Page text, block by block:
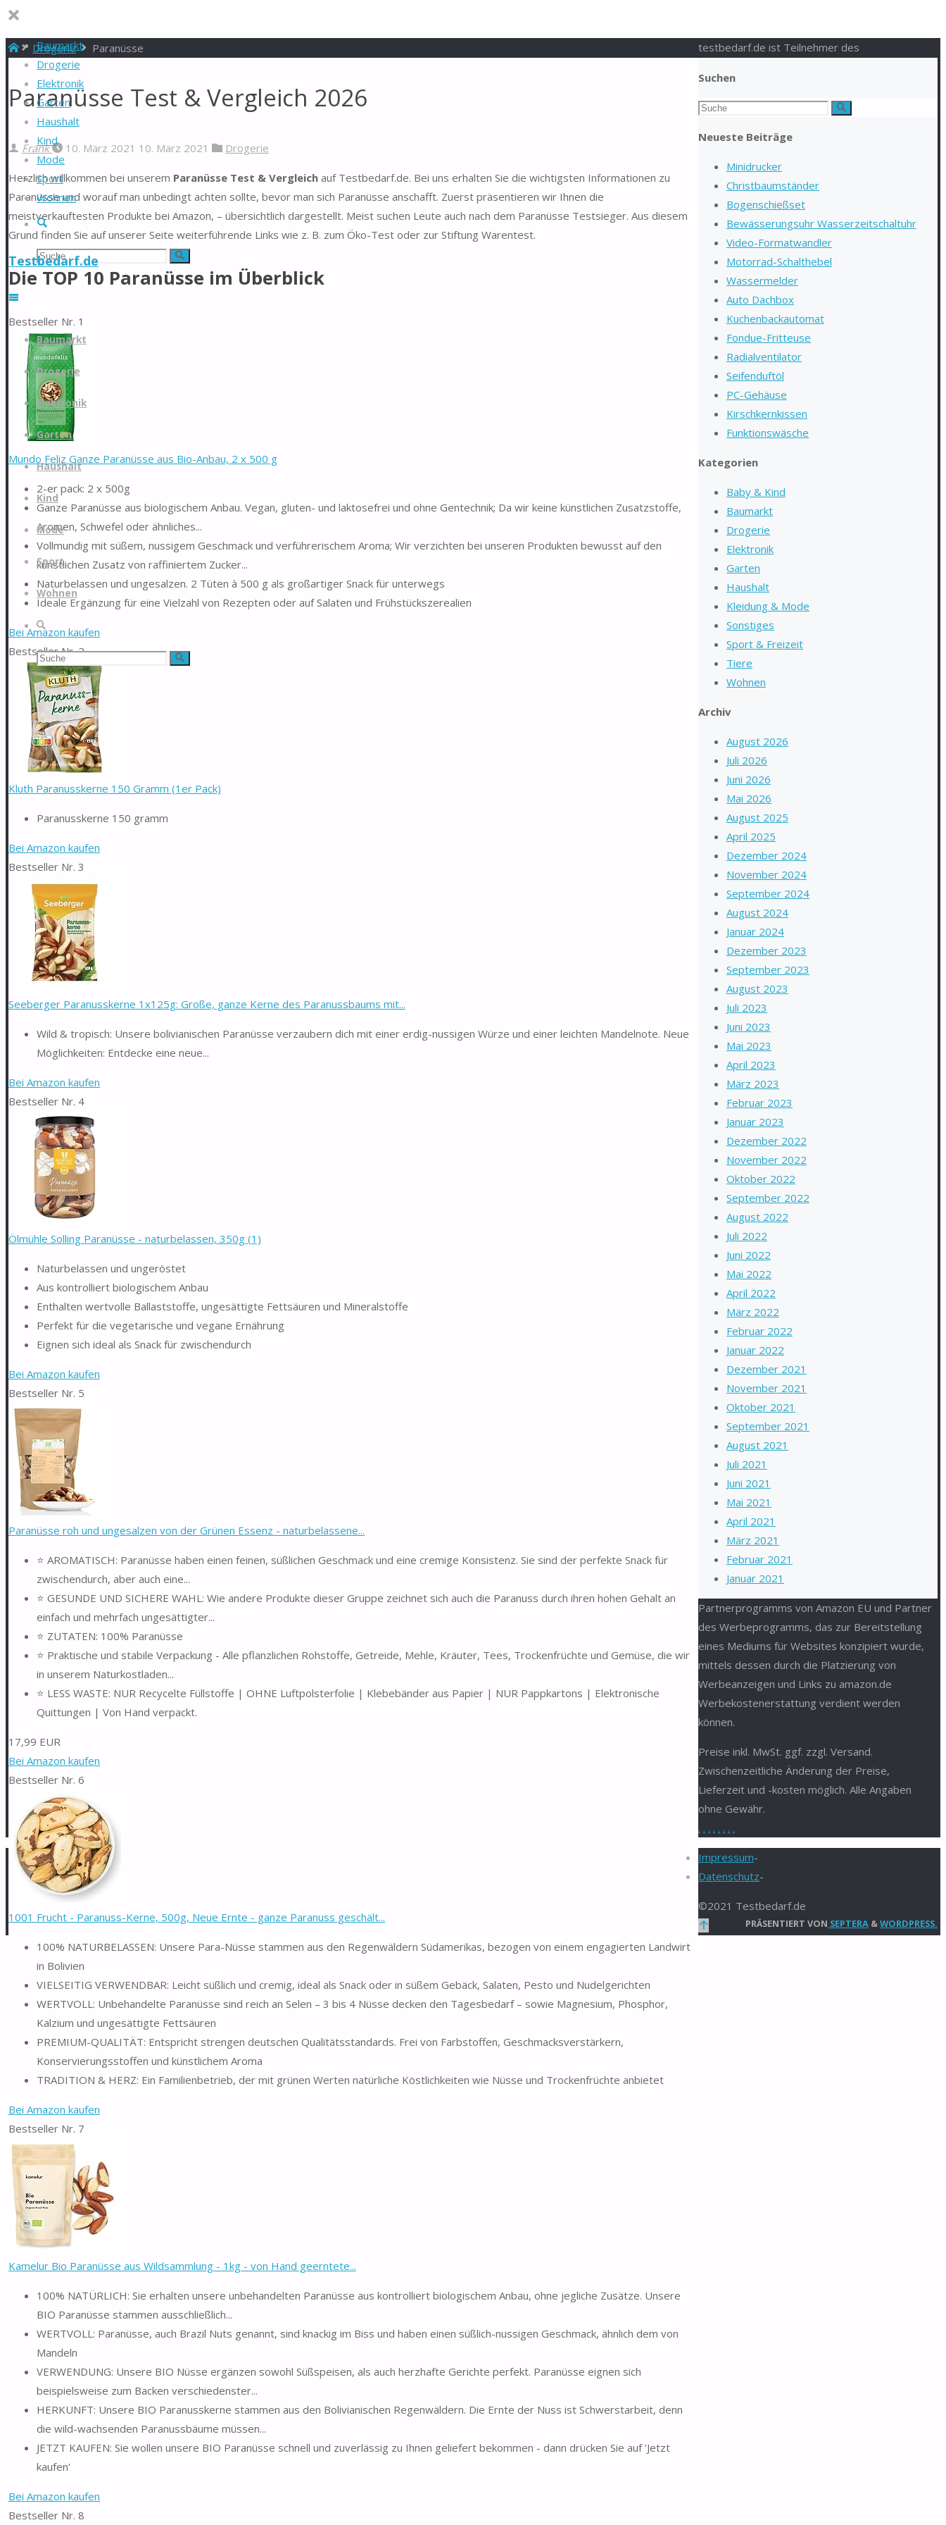
Baumarkt
Drogerie
Elektronik
Garten
Haushalt
Kind
Mode
Sport
Wohnen
Suche
Suchen
nach:
Suche
Testbedarf.de
Zum
Inhalt
springen
Baumarkt
Drogerie
Elektronik
Garten
Haushalt
Kind
Mode
Sport
Wohnen
Suchen
nach:
Suche
StartDrogerie Paranüsse
Paranüsse Test & Vergleich 2026
Frank 10. März 2021 10. März 2021 Drogerie
Herzlich willkommen bei unserem Paranüsse Test & Vergleich auf Testbedarf.de. Bei uns erhalten Sie die wichtigsten Informationen zu
Paranüsse und worauf man unbedingt achten sollte, bevor man sich Paranüsse anschafft. Zuerst präsentieren wir Ihnen die
meistverkauftesten Produkte bei Amazon, – übersichtlich dargestellt. Meist suchen Leute auch nach dem Paranüsse Testsieger. Aus diesem
Grund finden Sie auf unserer Seite weiterführende Links wie z. B. zum Öko-Test oder zur Stiftung Warentest.
Die TOP 10 Paranüsse im Überblick
Bestseller Nr. 1
Mundo Feliz Ganze Paranüsse aus Bio-Anbau, 2 x 500 g
2-er pack: 2 x 500g
Ganze Paranüsse aus biologischem Anbau. Vegan, gluten- und laktosefrei und ohne Gentechnik; Da wir keine künstlichen Zusatzstoffe,
Aromen, Schwefel oder ähnliches...
Vollmundig mit süßem, nussigem Geschmack und verführerischem Aroma; Wir verzichten bei unseren Produkten bewusst auf den
künstlichen Zusatz von raffiniertem Zucker...
Naturbelassen und ungesalzen. 2 Tüten à 500 g als großartiger Snack für unterwegs
Ideale Ergänzung für eine Vielzahl von Rezepten oder auf Salaten und Frühstückszerealien
Bei Amazon kaufen
Bestseller Nr. 2
Kluth Paranusskerne 150 Gramm (1er Pack)
Paranusskerne 150 gramm
Bei Amazon kaufen
Bestseller Nr. 3
Seeberger Paranusskerne 1x125g: Große, ganze Kerne des Paranussbaums mit...
Wild & tropisch: Unsere bolivianischen Paranüsse verzaubern dich mit einer erdig-nussigen Würze und einer leichten Mandelnote. Neue
Möglichkeiten: Entdecke eine neue...
Bei Amazon kaufen
Bestseller Nr. 4
Ölmühle Solling Paranüsse - naturbelassen, 350g (1)
Naturbelassen und ungeröstet
Aus kontrolliert biologischem Anbau
Enthalten wertvolle Ballaststoffe, ungesättigte Fettsäuren und Mineralstoffe
Perfekt für die vegetarische und vegane Ernährung
Eignen sich ideal als Snack für zwischendurch
Bei Amazon kaufen
Bestseller Nr. 5
Paranüsse roh und ungesalzen von der Grünen Essenz - naturbelassene...
⭐ AROMATISCH: Paranüsse haben einen feinen, süßlichen Geschmack und eine cremige Konsistenz. Sie sind der perfekte Snack für
zwischendurch, aber auch eine...
⭐ GESUNDE UND SICHERE WAHL: Wie andere Produkte dieser Gruppe zeichnet sich auch die Paranuss durch ihren hohen Gehalt an
einfach und mehrfach ungesättigter...
⭐ ZUTATEN: 100% Paranüsse
⭐ Praktische und stabile Verpackung - Alle pflanzlichen Rohstoffe, Getreide, Mehle, Kräuter, Tees, Trockenfrüchte und Gemüse, die wir
in unserem Naturkostladen...
⭐ LESS WASTE: NUR Recycelte Füllstoffe | OHNE Luftpolsterfolie | Klebebänder aus Papier | NUR Pappkartons | Elektronische
Quittungen | Von Hand verpackt.
17,99 EUR
Bei Amazon kaufen
Bestseller Nr. 6
1001 Frucht - Paranuss-Kerne, 500g, Neue Ernte - ganze Paranuss geschält...
100% NATURBELASSEN: Unsere Para-Nüsse stammen aus den Regenwäldern Südamerikas, bezogen von einem engagierten Landwirt
in Bolivien
VIELSEITIG VERWENDBAR: Leicht süßlich und cremig, ideal als Snack oder in süßem Gebäck, Salaten, Pesto und Nudelgerichten
WERTVOLL: Unbehandelte Paranüsse sind reich an Selen – 3 bis 4 Nüsse decken den Tagesbedarf – sowie Magnesium, Phosphor,
Kalzium und ungesättigte Fettsäuren
PREMIUM-QUALITÄT: Entspricht strengen deutschen Qualitätsstandards. Frei von Farbstoffen, Geschmacksverstärkern,
Konservierungsstoffen und künstlichem Aroma
TRADITION & HERZ: Ein Familienbetrieb, der mit grünen Werten natürliche Köstlichkeiten wie Nüsse und Trockenfrüchte anbietet
Bei Amazon kaufen
Bestseller Nr. 7
Kamelur Bio Paranüsse aus Wildsammlung - 1kg - von Hand geerntete...
100% NATÜRLICH: Sie erhalten unsere unbehandelten Paranüsse aus kontrolliert biologischem Anbau, ohne jegliche Zusätze. Unsere
BIO Paranüsse stammen ausschließlich...
WERTVOLL: Paranüsse, auch Brazil Nuts genannt, sind knackig im Biss und haben einen süßlich-nussigen Geschmack, ähnlich dem von
Mandeln
VERWENDUNG: Unsere BIO Nüsse ergänzen sowohl Süßspeisen, als auch herzhafte Gerichte perfekt. Paranüsse eignen sich
beispielsweise zum Backen verschiedenster...
HERKUNFT: Unsere BIO Paranusskerne stammen aus den Bolivianischen Regenwäldern. Die Ernte der Nuss ist Schwerstarbeit, denn
die wild-wachsenden Paranussbäume müssen...
JETZT KAUFEN: Sie wollen unsere BIO Paranüsse schnell und zuverlässig zu Ihnen geliefert bekommen - dann drücken Sie auf 'Jetzt
kaufen'
Bei Amazon kaufen
Bestseller Nr. 8
Suchen
Suchen
Suche
Neueste Beiträge
Minidrucker
Christbaumständer
Bogenschießset
Bewässerungsuhr Wasserzeitschaltuhr
Video-Formatwandler
Motorrad-Schalthebel
Wassermelder
Auto Dachbox
Kuchenbackautomat
Fondue-Fritteuse
Radialventilator
Seifenduftöl
PC-Gehäuse
Kirschkernkissen
Funktionswäsche
Kategorien
Baby & Kind
Baumarkt
Drogerie
Elektronik
Garten
Haushalt
Kleidung & Mode
Sonstiges
Sport & Freizeit
Tiere
Wohnen
Archiv
August 2026
Juli 2026
Juni 2026
Mai 2026
August 2025
April 2025
Dezember 2024
November 2024
September 2024
August 2024
Januar 2024
Dezember 2023
September 2023
August 2023
Juli 2023
Juni 2023
Mai 2023
April 2023
März 2023
Februar 2023
Januar 2023
Dezember 2022
November 2022
Oktober 2022
September 2022
August 2022
Juli 2022
Juni 2022
Mai 2022
April 2022
März 2022
Februar 2022
Januar 2022
Dezember 2021
November 2021
Oktober 2021
September 2021
August 2021
Juli 2021
Juni 2021
Mai 2021
April 2021
März 2021
Februar 2021
Januar 2021
testbedarf.de ist Teilnehmer des
Partnerprogramms von Amazon EU und Partner
des Werbeprogramms, das zur Bereitstellung
eines Mediums für Websites konzipiert wurde,
mittels dessen durch die Platzierung von
Werbeanzeigen und Links zu amazon.de
Werbekostenerstattung verdient werden
können.
Preise inkl. MwSt. ggf. zzgl. Versand.
Zwischenzeitliche Änderung der Preise,
Lieferzeit und -kosten möglich. Alle Angaben
ohne Gewähr.
. . . . . . . .
Impressum-
Datenschutz-
©2021 Testbedarf.de
PRÄSENTIERT VON SEPTERA &WORDPRESS.
Zurück